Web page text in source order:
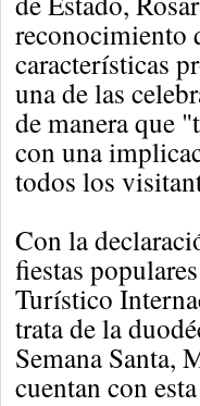
reconocimiento
características
una de las
de manera que
con una
todos los
Con la
fiestas
Turístico
trata de la
Semana Santa,
cuentan con